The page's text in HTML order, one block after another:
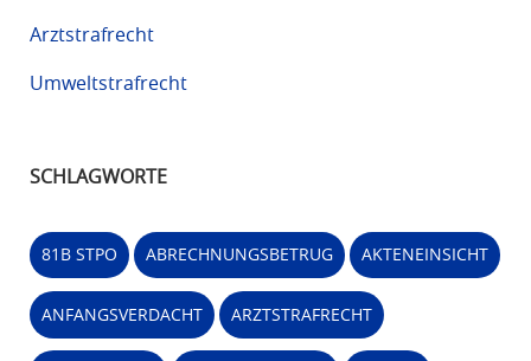
Arztstrafrecht
Umweltstrafrecht
SCHLAGWORTE
81B STPO ABRECHNUNGSBETRUG AKTENEINSICHT
ANFANGSVERDACHT ARZTSTRAFRECHT